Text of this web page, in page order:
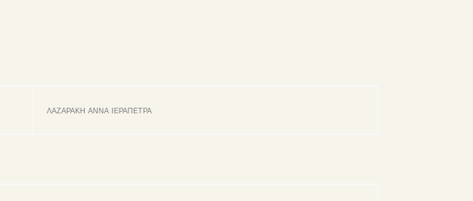
ΛΑΖΑΡΑΚΗ ΑΝΝΑ ΙΕΡΑΠΕΤΡΑ